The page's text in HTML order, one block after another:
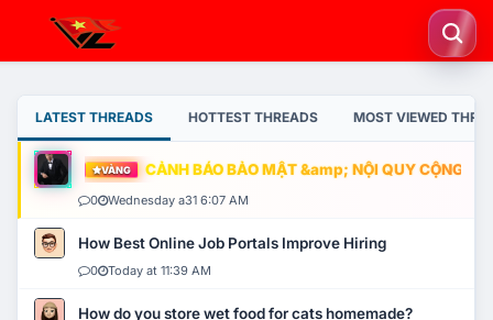
LATEST THREADS HOTTEST THREADS MOST VIEWED
VÀNG CẢNH BÁO BẢO MẬT &amp; NỘI QUY CỘNG
0 Wednesday a31 6:07 AM
How Best Online Job Portals Improve Hiring
0 Today at 11:39 AM
How do you store wet food for cats homemade?